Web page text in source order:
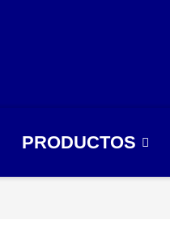
PRODUCTOS